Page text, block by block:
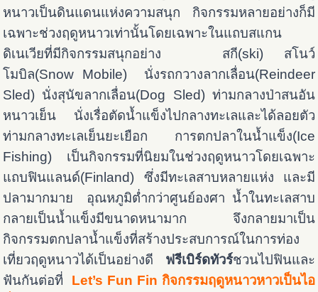
หนาวเป็นดินแดนแห่งความสนุก กิจกรรมหลายอย่างก็มี
เฉพาะช่วงฤดูหนาวเท่านั้นโดยเฉพาะในแถบสแกน
ดิเนเวียที่มีกิจกรรมสนุกอย่าง สกี(ski) สโนว์
โมบิล(Snow Mobile) นั่งรถกวางลากเลื่อน(Reindeer
Sled) นั่งสุนัขลากเลื่อน(Dog Sled) ท่ามกลางป่าสนอัน
หนาวเย็น นั่งเรื่อตัดน้ำแข็งไปกลางทะเลและได้ลอยตัว
ท่ามกลางทะเลเย็นยะเยือก การตกปลาในน้ำแข็ง(Ice
Fishing) เป็นกิจกรรมที่นิยมในช่วงฤดูหนาวโดยเฉพาะ
แถบฟินแลนด์(Finland) ซึ่งมีทะเลสาบหลายแห่ง และมี
ปลามากมาย อุณหภูมิต่ำกว่าศูนย์องศา น้ำในทะเลสาบ
กลายเป็นน้ำแข็งมีขนาดหนามาก จึงกลายมาเป็น
กิจกรรมตกปลาน้ำแข็งที่สร้างประสบการณ์ในการท่อง
เที่ยวฤดูหนาวได้เป็นอย่างดี ฟรีเบิร์ดทัวร์ชวนไปฟินและ
ฟันกันต่อที่ Let’s Fun Fin กิจกรรมฤดูหนาวหาวเป็นไอ